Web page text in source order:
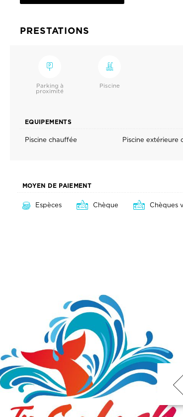
PRESTATIONS
Parking à
proximité
Piscine
EQUIPEMENTS
Piscine chauffée Piscine extérieure
MOYEN DE PAIEMENT
Espèces Chèque Chèques